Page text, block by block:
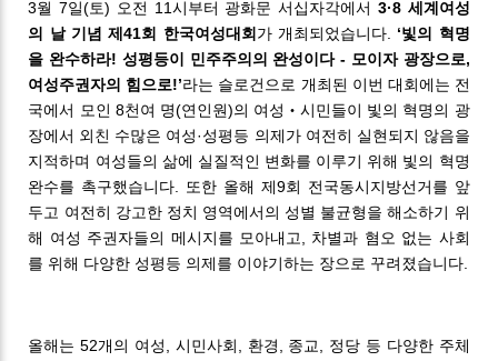
3월 7일(토) 오전 11시부터 광화문 서십자각에서 3·8 세계여성
의 날 기념 제41회 한국여성대회 가 개최되었습니다. ‘빛의 혁명
을 완수하라! 성평등이 민주주의의 완성이다 - 모이자 광장으로,
여성주권자의 힘으로!’라는 슬로건으로 개최된 이번 대회에는 전
국에서 모인 8천여 명(연인원)의 여성‧시민들이 빛의 혁명의 광
장에서 외친 수많은 여성·성평등 의제가 여전히 실현되지 않음을
지적하며 여성들의 삶에 실질적인 변화를 이루기 위해 빛의 혁명
완수를 촉구했습니다. 또한 올해 제9회 전국동시지방선거를 앞
두고 여전히 강고한 정치 영역에서의 성별 불균형을 해소하기 위
해 여성 주권자들의 메시지를 모아내고, 차별과 혐오 없는 사회
를 위해 다양한 성평등 의제를 이야기하는 장으로 꾸려졌습니다.
올해는 52개의 여성, 시민사회, 환경, 종교, 정당 등 다양한 주체